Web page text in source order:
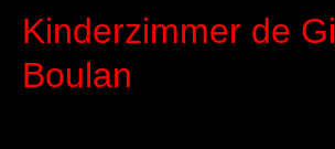
Kinderzimmer de
Boulan